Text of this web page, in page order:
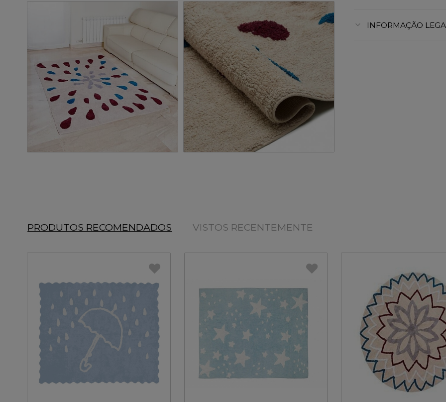
INFORMAÇÃO
PRODUTOS RECOMENDADOS VISTOS RECENTEMENTE